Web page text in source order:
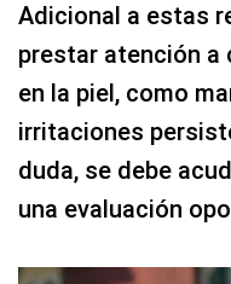
Adicional a estas
prestar atención a
en la piel, como
irritaciones
duda, se debe
una evaluación